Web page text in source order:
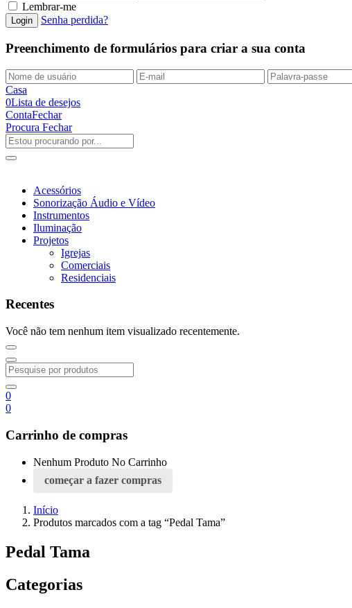
Lembrar-me
Senha perdida?
Preenchimento de formulários para criar a sua conta
Casa
0Lista de desejos
ContaFechar
Procura Fechar
Acessórios
Sonorização Áudio e Vídeo
Instrumentos
Iluminação
Projetos
Igrejas
Comerciais
Residenciais
Recentes
Você não tem nenhum item visualizado recentemente.
0
0
Carrinho de compras
Nenhum Produto No Carrinho
começar a fazer compras
Início
Produtos marcados com a tag “Pedal Tama”
Pedal Tama
Categorias